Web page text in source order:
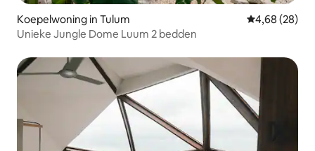
Koepelwoning in Tulum Gemiddelde
4,68 (28)
Unieke Jungle Dome Luum 2 bedden